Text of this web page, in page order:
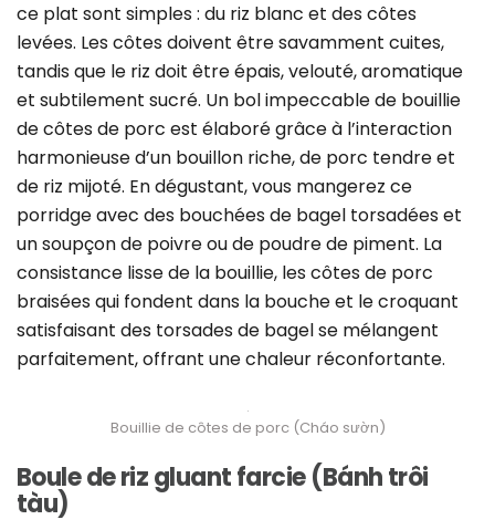
ce plat sont simples : du riz blanc et des côtes
levées. Les côtes doivent être savamment cuites,
tandis que le riz doit être épais, velouté, aromatique
et subtilement sucré. Un bol impeccable de bouillie
de côtes de porc est élaboré grâce à l’interaction
harmonieuse d’un bouillon riche, de porc tendre et
de riz mijoté. En dégustant, vous mangerez ce
porridge avec des bouchées de bagel torsadées et
un soupçon de poivre ou de poudre de piment. La
consistance lisse de la bouillie, les côtes de porc
braisées qui fondent dans la bouche et le croquant
satisfaisant des torsades de bagel se mélangent
parfaitement, offrant une chaleur réconfortante.
Bouillie de côtes de porc (Cháo sườn)
Boule de riz gluant farcie (Bánh trôi
tàu)